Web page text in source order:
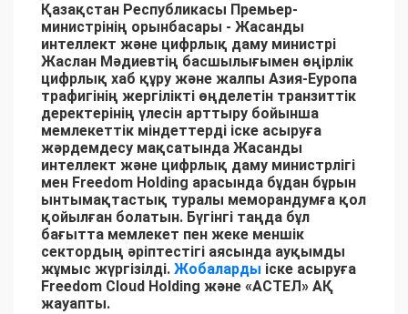
Қазақстан Республикасы Премьер-
министрінің орынбасары - Жасанды
интеллект және цифрлық даму министрі
Жаслан Мәдиевтің басшылығымен өңірлік
цифрлық хаб құру және жалпы Азия-Еуропа
трафигінің жергілікті өңделетін транзиттік
деректерінің үлесін арттыру бойынша
мемлекеттік міндеттерді іске асыруға
жәрдемдесу мақсатында Жасанды
интеллект және цифрлық даму министрлігі
мен Freedom Holding арасында бұдан бұрын
ынтымақтастық туралы меморандумға қол
қойылған болатын. Бүгінгі таңда бұл
бағытта мемлекет пен жеке меншік
сектордың әріптестігі аясында ауқымды
жұмыс жүргізілді. Жобаларды іске асыруға
Freedom Cloud Holding және «АСТЕЛ» АҚ
жауапты.